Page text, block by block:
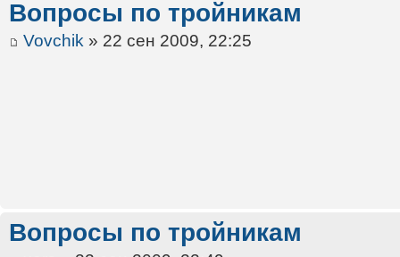
Вопросы по тройникам
Vovchik » 22 сен 2009, 22:25
Вопросы по тройникам